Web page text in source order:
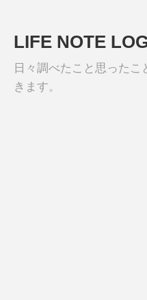
LIFE NOTE
日々調べたこと思った
きます。